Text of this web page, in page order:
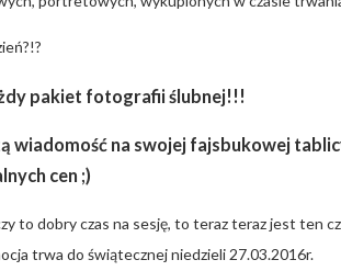
pakiet fotografii ślubnej!!!
wiadomość na swojej fajsbukowej
cen ;)
to dobry czas na sesję, to teraz teraz jest ten
trwa do świątecznej niedzieli 27.03.2016r.